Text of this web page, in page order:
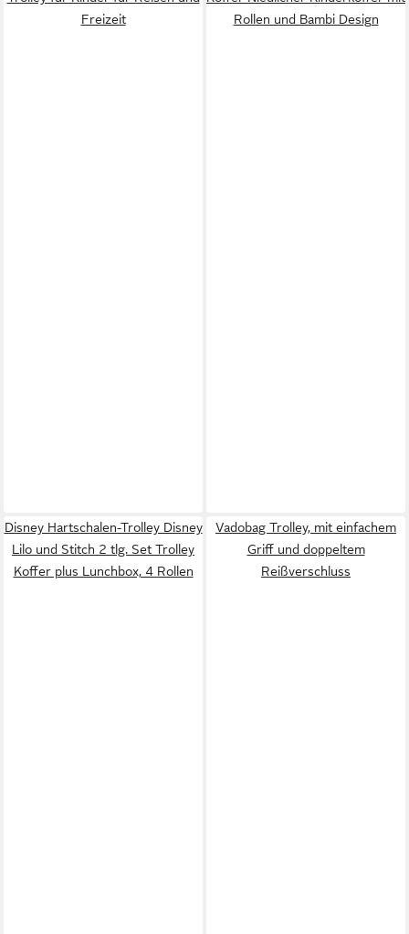
Freizeit
Rollen und Bambi Design
Disney Hartschalen-Trolley Disney
Lilo und Stitch 2 tlg. Set Trolley
Koffer plus Lunchbox, 4 Rollen
Vadobag Trolley, mit einfachem
Griff und doppeltem
Reißverschluss